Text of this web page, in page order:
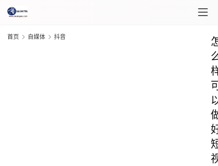
首页 自媒体 抖音